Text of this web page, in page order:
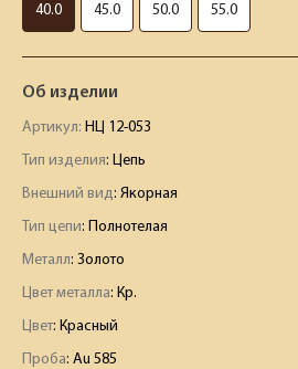
40.0 45.0 50.0 55.0
Об изделии
Артикул: НЦ 12-053
Тип изделия: Цепь
Внешний вид: Якорная
Тип цепи: Полнотелая
Металл: Золото
Цвет металла: Кр.
Цвет: Красный
Проба: Au 585